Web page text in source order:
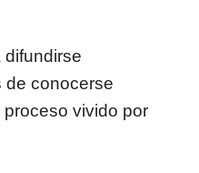
difundirse
de conocerse
vivido por